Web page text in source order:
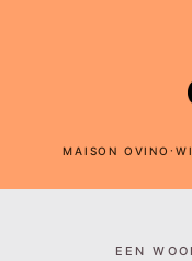
MAISON OVINO ·
EEN